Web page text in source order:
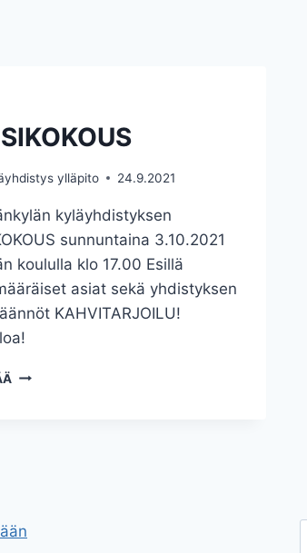
ylläpito 24.9.2021
kyläyhdistyksen
sunnuntaina 3.10.2021
koululla klo 17.00 Esillä
asiat sekä yhdistyksen
KAHVITARJOILU!
VUOSIKOKOUS